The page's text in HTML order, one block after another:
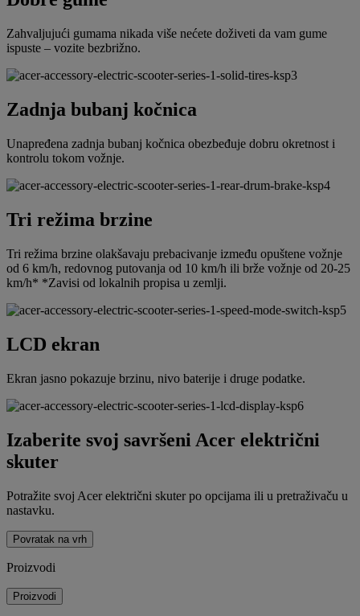
Zahvaljujući gumama nikada više nećete doživeti da vam gume
ispuste – vozite bezbrižno.
Zadnja bubanj kočnica
Unapređena zadnja bubanj kočnica obezbeđuje dobru okretnost i
kontrolu tokom vožnje.
Tri režima brzine
Tri režima brzine olakšavaju prebacivanje između opuštene vožnje
od 6 km/h, redovnog putovanja od 10 km/h ili brže vožnje od 20-25
km/h* *Zavisi od lokalnih propisa u zemlji.
LCD ekran
Ekran jasno pokazuje brzinu, nivo baterije i druge podatke.
Izaberite svoj savršeni Acer električni
skuter
Potražite svoj Acer električni skuter po opcijama ili u pretraživaču u
nastavku.
Povratak na vrh
Proizvodi
Proizvodi